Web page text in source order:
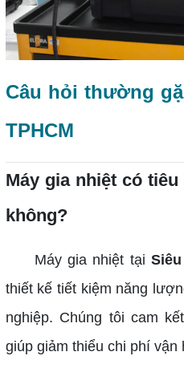
Câu hỏi thường
TPHCM
Máy gia nhiệt có
không?
Máy gia nhiệt tại
thiết kế tiết kiệm năng
nghiệp. Chúng tôi cam
giúp giảm thiểu chi phí vận